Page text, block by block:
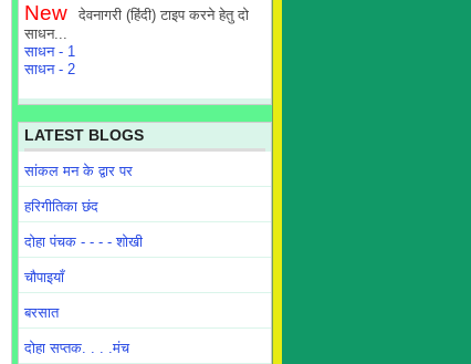
New
देवनागरी (हिंदी) टाइप करने हेतु दो
साधन...
साधन - 1
साधन - 2
LATEST BLOGS
सांकल मन के द्वार पर
हरिगीतिका छंद
दोहा पंचक - - - - शोखी
चौपाइयाँ
बरसात
दोहा सप्तक. . . .मंच